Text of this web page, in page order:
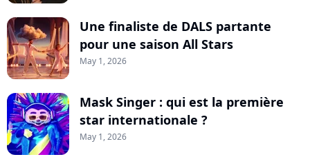
Une finaliste de DALS partante
pour une saison All Stars
May 1, 2026
Mask Singer : qui est la première
star internationale ?
May 1, 2026